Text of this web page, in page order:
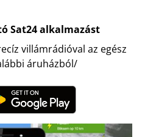
Sat24 alkalmazást
villámrádióval az egész
áruházból/